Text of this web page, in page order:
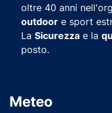
oltre 40 anni
outdoor e sport
La Sicurezza e la
posto.
Meteo